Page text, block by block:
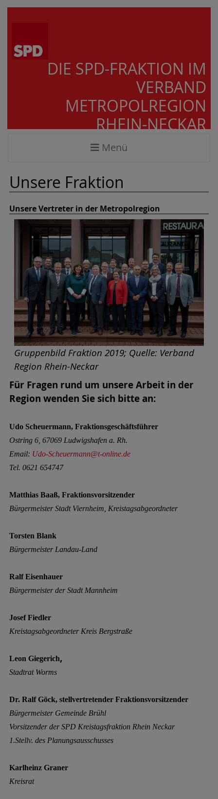
DIE SPD-FRAKTION IM
VERBAND
METROPOLREGION
RHEIN-NECKAR
Menü
Unsere Fraktion
Unsere Vertreter in der Metropolregion
Gruppenbild Fraktion 2019; Quelle: Verband
Region Rhein-Neckar
Für Fragen rund um unsere Arbeit in der
Region wenden Sie sich bitte an:
Udo Scheuermann, Fraktionsgeschäftsführer
Ostring 6, 67069 Ludwigshafen a. Rh.
Email: Udo-Scheuermann@t-online.de
Tel. 0621 654747
Matthias Baaß, Fraktionsvorsitzender
Bürgermeister Stadt Viernheim, Kreistagsabgeordneter
Torsten Blank
Bürgermeister Landau-Land
Ralf Eisenhauer
Bürgermeister der Stadt Mannheim
Josef Fiedler
Kreistagsabgeordneter Kreis Bergstraße
Leon Giegerich,
Stadtrat Worms
Dr. Ralf Göck, stellvertretender Fraktionsvorsitzender
Bürgermeister Gemeinde Brühl
Vorsitzender der SPD Kreistagsfraktion Rhein Neckar
1.Stellv. des Planungsausschusses
Karlheinz Graner
Kreisrat